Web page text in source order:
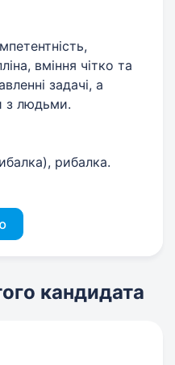
вміння чітко та
задачі, а
з людьми.
рибалка.
кандидата